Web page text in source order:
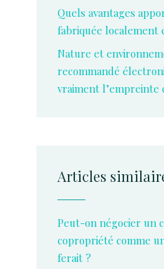
Quels avantages
fabriquée localement
Nature et
recommandé
vraiment l’empreinte
Articles
Peut-on négocier un
copropriété comme
ferait ?